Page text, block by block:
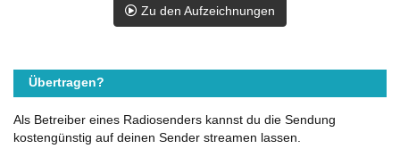
Zu den Aufzeichnungen
Übertragen?
Als Betreiber eines Radiosenders kannst du die Sendung
kostengünstig auf deinen Sender streamen lassen.